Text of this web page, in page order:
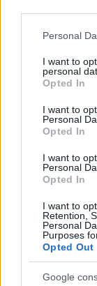
Please note
not limited to
grant or deny
use your data
consent section.
Personal
I want to
personal
Opted In
I want to
Personal
Opted In
I want to
Personal
Opted In
I want to
Retention,
Personal
Purposes
Opted Out
Google
ΑΣΕΠ:
μέρες
Μάθε
Βάλε